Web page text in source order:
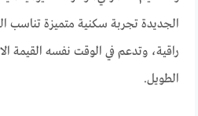
الجديدة تجربة سكنية متميزة تناسب
راقية، وتدعم في الوقت نفسه القيمة
الطويل.